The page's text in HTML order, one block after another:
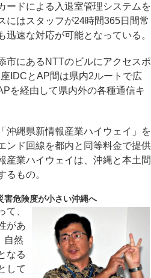
ードによる入退室管理システムを
にはスタッフが24時間365日間常
速な対応が可能となっている。
にあるNTTのビルにアクセスポ
IDCとAP間は県内2ルートで広
を経由して県内外の各種通信キ
縄県新情報産業ハイウェイ」を
ンド回線を都内と同等料金で提供
産業ハイウェイは、沖縄と本土間
るもの。
害危険度が小さい沖縄へ
、
があ
自然
なる
して